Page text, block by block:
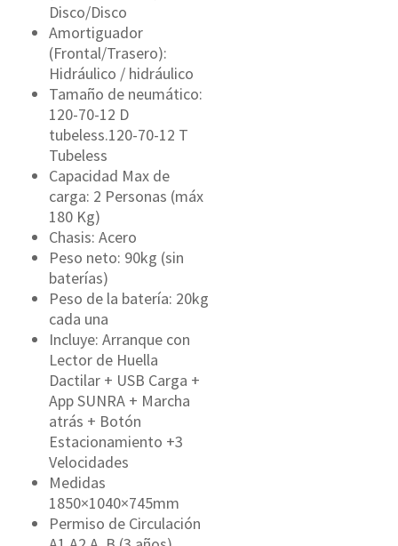
Disco/Disco
Amortiguador
(Frontal/Trasero):
Hidráulico / hidráulico
Tamaño de neumático:
120-70-12 D
tubeless.120-70-12 T
Tubeless
Capacidad Max de
carga: 2 Personas (máx
180 Kg)
Chasis: Acero
Peso neto: 90kg (sin
baterías)
Peso de la batería: 20kg
cada una
Incluye: Arranque con
Lector de Huella
Dactilar + USB Carga +
App SUNRA + Marcha
atrás + Botón
Estacionamiento +3
Velocidades
Medidas
1850×1040×745mm
Permiso de Circulación